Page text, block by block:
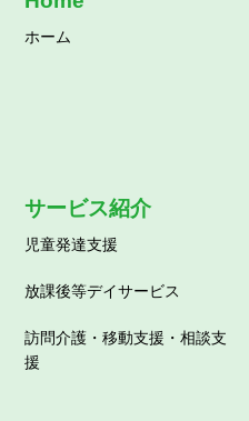
ホーム
サービス紹介
児童発達支援
放課後等デイサービス
訪問介護・移動支援・相談支
援